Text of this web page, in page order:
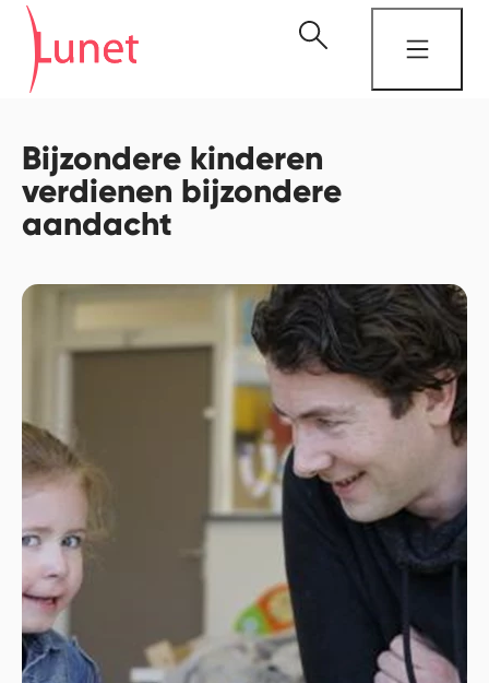
Bijzondere kinderen
verdienen bijzondere
aandacht